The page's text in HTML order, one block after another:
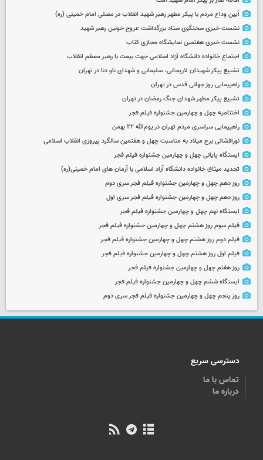
آیین وداع مردم با پیکر مطهر رهبر شهید انقلاب در مصلی امام خمینی (ره)
نشست خبری سخنگوی ستاد بزرگداشت عروج خونین رهبر شهید
نشست خبری هفتمین نمایشگاه مجازی کتاب
اجتماع خانواده دانشگاه آزاد اسلامی جهت بیعت با رهبر معظم انقلاب
تشییع پیکر شهیدان لاریجانی، سلیمانی و شهدای ناو دنا در تهران
راهپیمایی روز جهانی قدس در تهران
تشییع پیکر مطهر شهدای جنگ رمضان در تهران
اختتامیه چهل و چهارمین جشنواره فیلم فجر
راهپیمایی سراسری مردم تهران در یوم‌الله ۲۲ بهمن
نورافشانی برج میلاد به مناسبت چهل‌ و هفتمین سالگرد پیروزی انقلاب اسلامی
ایستگاه پایانی چهل و چهارمین جشنواره فیلم فجر
تجدید میثاق خانواده دانشگاه آزاد اسلامی با آرمان های امام خمینی(ره)
روز دهم چهل و چهارمین جشنواره فیلم فجر سری دوم
روز دهم چهل و چهارمین جشنواره فیلم فجر سری اول
ایستگاه نهم چهل و چهارمین جشنواره فیلم فجر
فیلم سوم روز هشتم چهل و چهارمین جشنواره فیلم فجر
فیلم دوم روز هشتم چهل و چهارمین جشنواره فیلم فجر
فیلم اول روز هشتم چهل و چهارمین جشنواره فیلم فجر
روز هفتم چهل و چهارمین جشنواره فیلم فجر
ایستگاه ششم چهل و چهارمین جشنواره فیلم فجر
روز پنجم چهل و چهارمین جشنواره فیلم فجر سری دوم
دسترسی سریع
تماس با ما
درباره ما